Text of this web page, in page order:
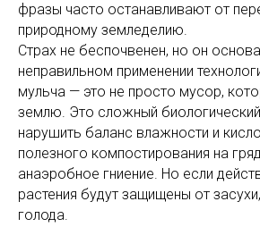
фразы часто останавливают от
природному земледелию.
Страх не беспочвенен, но он
неправильном применении
мульча — это не просто мусор,
землю. Это сложный биологический
нарушить баланс влажности и
полезного компостирования на
анаэробное гниение. Но если
растения будут защищены от
голода.